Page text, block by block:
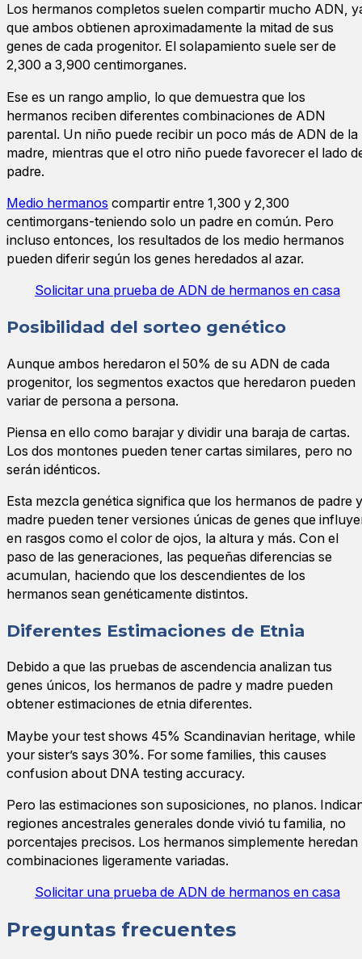
Los hermanos completos suelen compartir mucho ADN,
que ambos obtienen aproximadamente la mitad de sus
genes de cada progenitor. El solapamiento suele ser de
2,300 a 3,900 centimorganes.
Ese es un rango amplio, lo que demuestra que los
hermanos reciben diferentes combinaciones de ADN
parental. Un niño puede recibir un poco más de ADN de la
madre, mientras que el otro niño puede favorecer el lado
padre.
Medio hermanos compartir entre 1,300 y 2,300
centimorgans-teniendo solo un padre en común. Pero
incluso entonces, los resultados de los medio hermanos
pueden diferir según los genes heredados al azar.
Solicitar una prueba de ADN de hermanos en casa
Posibilidad del sorteo genético
Aunque ambos heredaron el 50% de su ADN de cada
progenitor, los segmentos exactos que heredaron pueden
variar de persona a persona.
Piensa en ello como barajar y dividir una baraja de cartas.
Los dos montones pueden tener cartas similares, pero no
serán idénticos.
Esta mezcla genética significa que los hermanos de padre y
madre pueden tener versiones únicas de genes que
en rasgos como el color de ojos, la altura y más. Con el
paso de las generaciones, las pequeñas diferencias se
acumulan, haciendo que los descendientes de los
hermanos sean genéticamente distintos.
Diferentes Estimaciones de Etnia
Debido a que las pruebas de ascendencia analizan tus
genes únicos, los hermanos de padre y madre pueden
obtener estimaciones de etnia diferentes.
Maybe your test shows 45% Scandinavian heritage, while
your sister’s says 30%. For some families, this causes
confusion about DNA testing accuracy.
Pero las estimaciones son suposiciones, no planos.
regiones ancestrales generales donde vivió tu familia, no
porcentajes precisos. Los hermanos simplemente heredan
combinaciones ligeramente variadas.
Solicitar una prueba de ADN de hermanos en casa
Preguntas frecuentes